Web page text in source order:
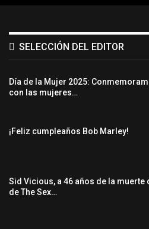
SELECCIÓN DEL EDITOR
Día de la Mujer 2025:
con las mujeres…
¡Feliz cumpleaños Bob Marley!
Sid Vicious, a 46 años de la muerte
de The Sex…